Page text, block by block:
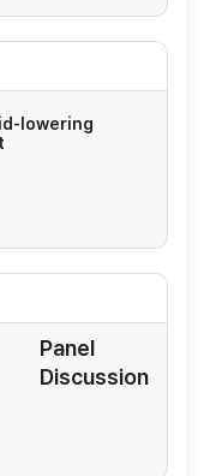
lowering
Panel
Discussion